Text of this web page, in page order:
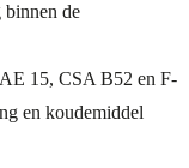
binnen de
15, CSA B52 en F-
en koudemiddel